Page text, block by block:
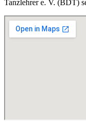
Tanzlehrer e. V. (BDT)